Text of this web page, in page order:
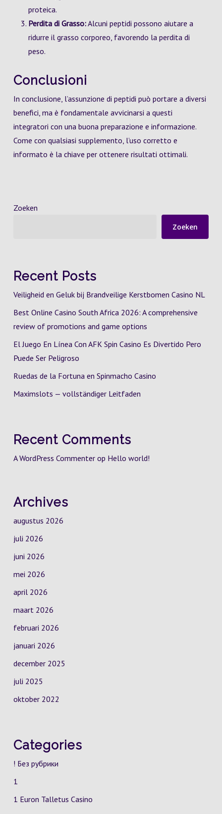
proteica.
Perdita di Grasso:Alcuni peptidi possono aiutare a
ridurre il grasso corporeo, favorendo la perdita di
peso.
Conclusioni
In conclusione, l’assunzione di peptidi può portare a diversi
benefici, ma è fondamentale avvicinarsi a questi
integratori con una buona preparazione e informazione.
Come con qualsiasi supplemento, l’uso corretto e
informato è la chiave per ottenere risultati ottimali.
Zoeken
Zoeken
Recent Posts
Veiligheid en Geluk bij Brandveilige Kerstbomen Casino NL
Best Online Casino South Africa 2026: A comprehensive
review of promotions and game options
El Juego En Línea Con AFK Spin Casino Es Divertido Pero
Puede Ser Peligroso
Ruedas de la Fortuna en Spinmacho Casino
Maximslots — vollständiger Leitfaden
Recent Comments
A WordPress Commenterop Hello world!
Archives
augustus 2026
juli 2026
juni 2026
mei 2026
april 2026
maart 2026
februari 2026
januari 2026
december 2025
juli 2025
oktober 2022
Categories
! Без рубрики
1
1 Euron Talletus Casino